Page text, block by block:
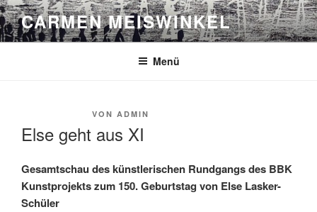
Zum
Inhalt
springen
CARMEN MEISWINKEL
Menü
VERÖFFENTLICHT
VON ADMIN
Else geht aus XI
Gesamtschau des künstlerischen Rundgangs des BBK
Kunstprojekts zum 150. Geburtstag von Else Lasker-
Schüler